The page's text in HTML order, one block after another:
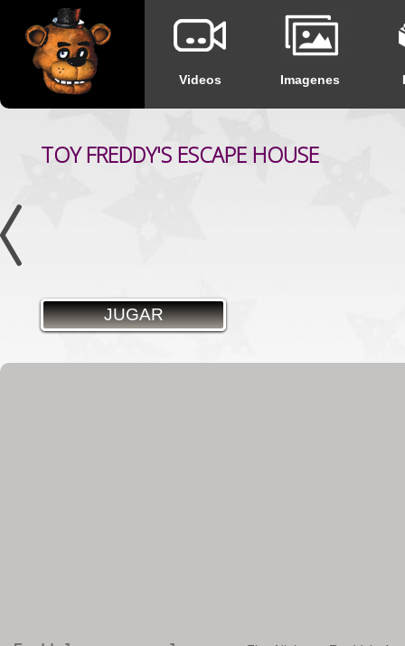
Videos Imagenes
TOY FREDDY'S ESCAPE HOUSE
JUGAR
PUZZLE
JUGAR